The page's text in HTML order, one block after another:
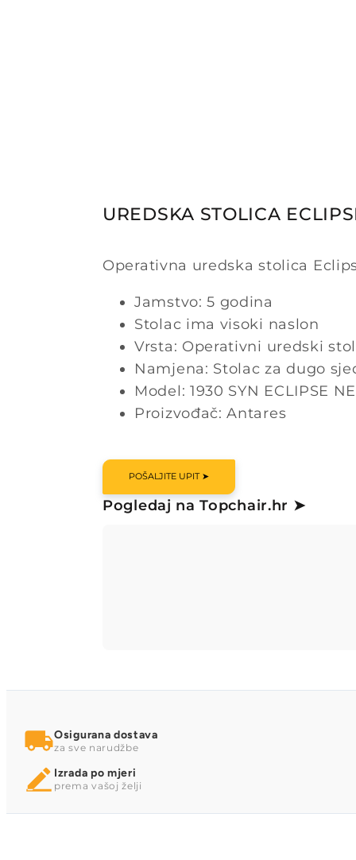
UREDSKA STOLICA
Operativna uredska stolica
Jamstvo: 5 godina
Stolac ima visoki naslon
Vrsta: Operativni uredski
Namjena: Stolac za dugo
Model: 1930 SYN ECLIPSE
Proizvođač: Antares
POŠALJITE UPIT ➤
Pogledaj na Topchair.hr ➤
Osigurana dostava
za sve narudžbe
Izrada po mjeri
prema vašoj želji